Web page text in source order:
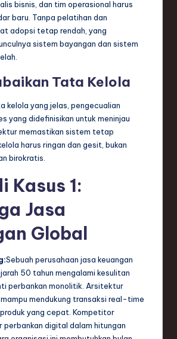
bisnis, dan tim operasional harus
baru. Tanpa pelatihan dan
adopsi tetap rendah, yang
sistem bayangan dan sistem
Tata Kelola
kelola yang jelas, pengecualian
yang didefinisikan untuk meninjau
memastikan sistem tetap
harus ringan dan gesit, bukan
birokratis.
Kasus 1:
Jasa
Global
Sebuah perusahaan jasa keuangan
50 tahun mengalami kesulitan
perbankan monolitik. Arsitektur
mendukung transaksi real-time
yang cepat. Kompetitor
perbankan digital dalam hitungan